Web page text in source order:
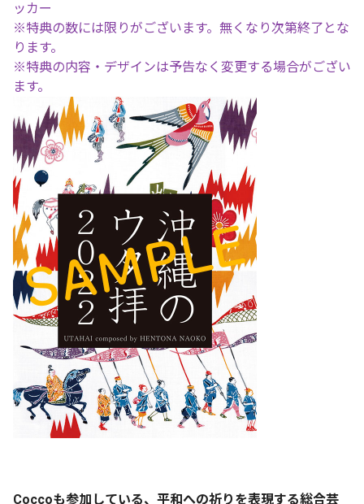
ッカー
※特典の数には限りがございます。無くなり次第終了とな
ります。
※特典の内容・デザインは予告なく変更する場合がござい
ます。
Coccoも参加している、平和への祈りを表現する総合芸